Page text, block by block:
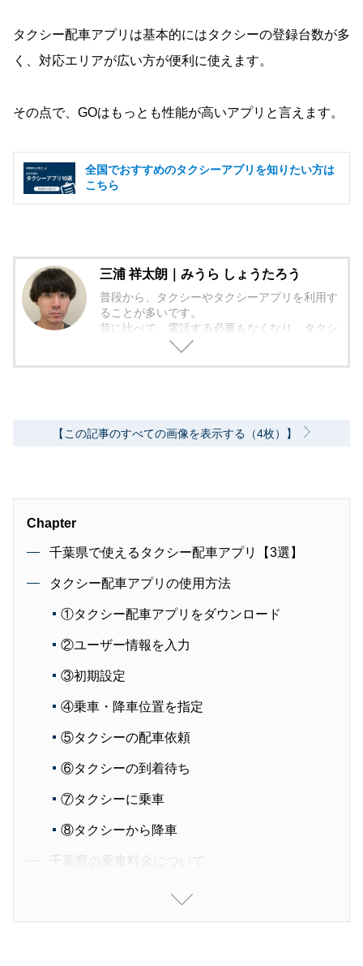
タクシー配車アプリは基本的にはタクシーの登録台数が多
く、対応エリアが広い方が便利に使えます。
その点で、GOはもっとも性能が高いアプリと言えます。
全国でおすすめのタクシーアプリを知りたい方は
こちら
三浦 祥太朗｜みうら しょうたろう
普段から、タクシーやタクシーアプリを利用す
ることが多いです。
昔に比べて、電話する必要もなくなり、タクシ
ーアプリはとても重宝しております。
【この記事のすべての画像を表示する（4枚）】
Chapter
千葉県で使えるタクシー配車アプリ【3選】
タクシー配車アプリの使用方法
①タクシー配車アプリをダウンロード
②ユーザー情報を入力
③初期設定
④乗車・降車位置を指定
⑤タクシーの配車依頼
⑥タクシーの到着待ち
⑦タクシーに乗車
⑧タクシーから降車
千葉県の乗車料金について
B地区